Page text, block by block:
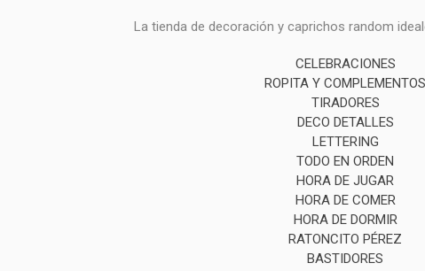
La tienda de decoración y caprichos random
CELEBRACIONES
ROPITA Y COMPLEMENTOS
TIRADORES
DECO DETALLES
LETTERING
TODO EN ORDEN
HORA DE JUGAR
HORA DE COMER
HORA DE DORMIR
RATONCITO PÉREZ
BASTIDORES